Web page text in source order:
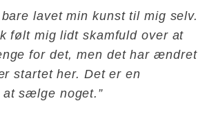
lavet min kunst til mig selv.
følt mig lidt skamfuld over at
for det, men det har ændret
startet her. Det er en
sælge noget.”